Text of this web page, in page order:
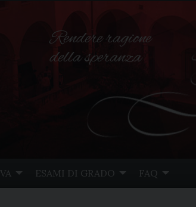
Rendere ragione
della speranza
ESAMI DI GRADO FAQ